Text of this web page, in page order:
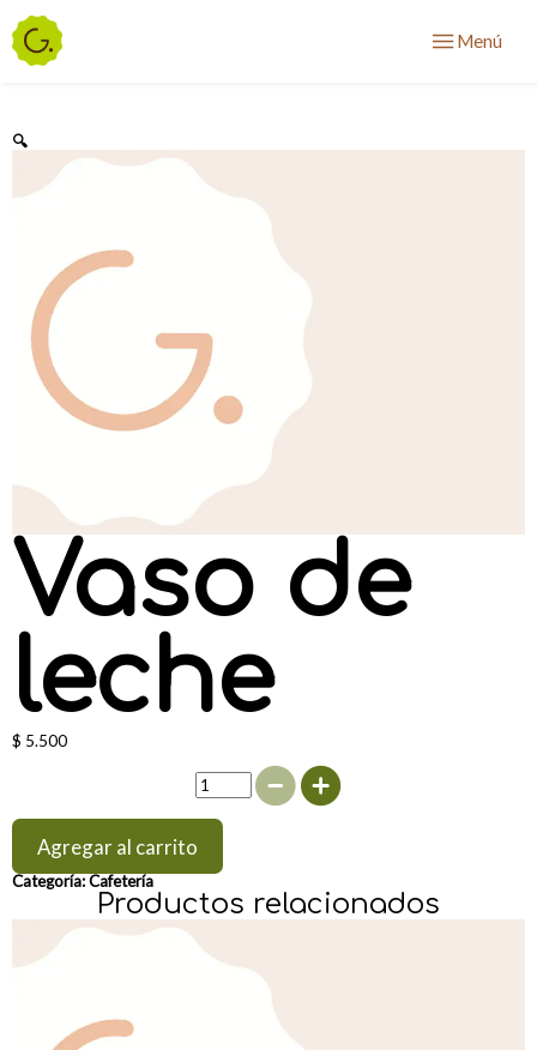
Menú
🔍
Vaso de
leche
$ 5.500
a
s
d
l
h
e
a
Agregar al carrito
Categoría:Cafetería
Productos relacionados